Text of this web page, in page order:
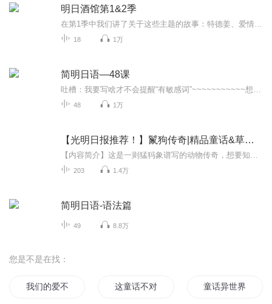
明日酒馆第1&2季
18 1万
简明日语—48课
48 1万
【光明日报推荐！】鬣狗传奇|精品童话&草原探险
203 1.4万
简明日语-语法篇
49 8.8万
您是不是在找：
我们的爱不是童话 这童话不对 童话异世界